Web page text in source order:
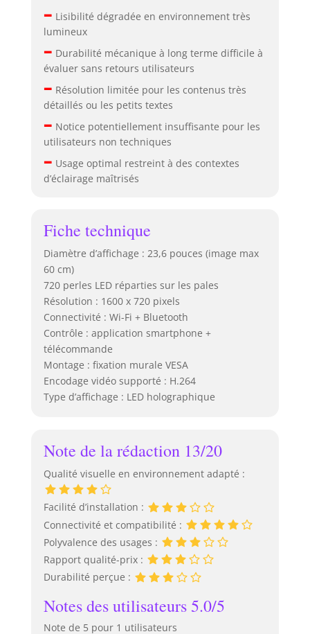
– Lisibilité dégradée en environnement très
lumineux
– Durabilité mécanique à long terme difficile à
évaluer sans retours utilisateurs
– Résolution limitée pour les contenus très
détaillés ou les petits textes
– Notice potentiellement insuffisante pour les
utilisateurs non techniques
– Usage optimal restreint à des contextes
d’éclairage maîtrisés
Fiche technique
Diamètre d’affichage : 23,6 pouces (image max
60 cm)
720 perles LED réparties sur les pales
Résolution : 1600 x 720 pixels
Connectivité : Wi-Fi + Bluetooth
Contrôle : application smartphone +
télécommande
Montage : fixation murale VESA
Encodage vidéo supporté : H.264
Type d’affichage : LED holographique
Note de la rédaction 13/20
Qualité visuelle en environnement adapté :
Facilité d’installation :
Connectivité et compatibilité :
Polyvalence des usages :
Rapport qualité-prix :
Durabilité perçue :
Notes des utilisateurs 5.0/5
Note de 5 pour 1 utilisateurs